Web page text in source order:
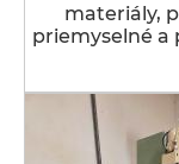
materiály,
priemyselné a